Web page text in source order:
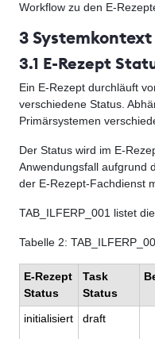
Workflow zu den E-
3 Systemkontext
3.1 E-Rezept
Ein E-Rezept durchläuft
verschiedene Status.
Primärsystemen
Der Status wird im E-
Anwendungsfall aufgrund
der E-Rezept-Fachdienst
TAB_ILFERP_001 listet
Tabelle 2:
E-Rezept
Status
Task
Status
initialisiert draft